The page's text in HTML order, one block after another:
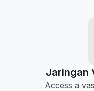
Jaringan
Access a